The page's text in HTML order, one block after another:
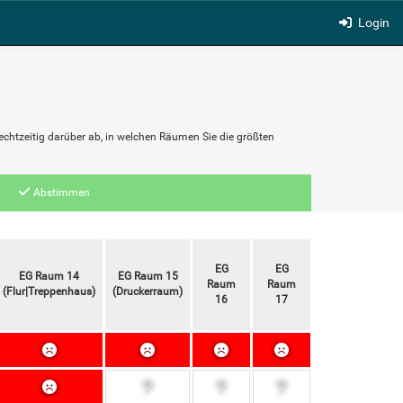
Login
darüber ab, in welchen Räumen Sie die größten
Abstimmen
EG Raum 14
(Flur|Treppenhaus)
EG Raum 15
(Druckerraum)
EG
Raum
16
EG
Raum
17